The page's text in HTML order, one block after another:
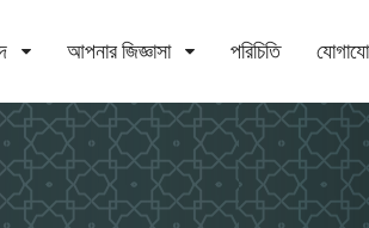
আপনার জিজ্ঞাসা পরিচিতি